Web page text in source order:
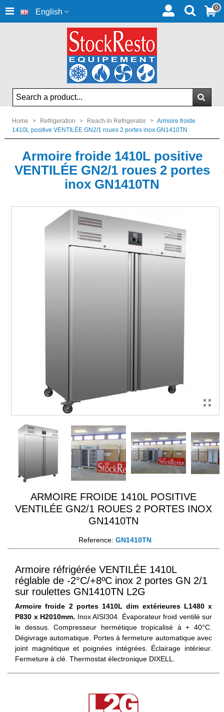
English 0
Home > Refrigeration > Reach-In Refrigerator > Armoire froide
1410L positive VENTILÉE GN2/1 roues 2 portes inox GN1410TN
Armoire froide 1410L positive
VENTILÉE GN2/1 roues 2 portes
inox GN1410TN
ARMOIRE FROIDE 1410L POSITIVE
VENTILÉE GN2/1 ROUES 2 PORTES INOX
GN1410TN
Reference: GN1410TN
Armoire réfrigérée VENTILÉE 1410L
réglable de -2°C/+8ºC inox 2 portes GN 2/1
sur roulettes GN1410TN L2G
Armoire froide 2 portes 1410L dim extérieures L1480 x
P830 x H2010mm. Inox AISI304. Évaporateur froid ventilé sur
le dessus. Compresseur hermétique tropicalisé à + 40°C.
Dégivrage automatique. Portes à fermeture automatique avec
joint magnétique et poignées intégrées. Éclairage intérieur.
Fermeture à clé. Thermostat électronique DIXELL.